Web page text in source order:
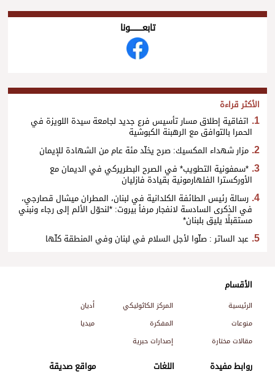
تابعــــــــــونا
الأكثر قراءة
اتفاقية إطلاق مسار تأسيس فرع جديد لجامعة سيدة اللويزة في
الحمرا بالتوافق مع الرهبنة الكبوشية
مزار شهداء المكسيك: صرح يخلّد مئة عام من الشهادة للإيمان
*سمفونية التطويب* في الصرح البطريركي في الديمان مع
الأوركسترا الفلهارمونية بقيادة فازليان
رسالة رئيس الطائفة الكلدانية في لبنان، المطران ميشال قصارجي،
في الذكرى السادسة لانفجار مرفأ بيروت: *لنحوّل الألم إلى رجاء ونبني
مستقبلًا يليق بلبنان*
عبد الساتر : صلّوا لأجل السلام في لبنان وفي المنطقة كلّها
الأقسام
الرئيسية المركز الكاثوليكي
أديان
منوعات
المفكرة
ميديا
مقالات مختارة
إصدارات حبرية
روابط مفيدة اللغات مواقع صديقة